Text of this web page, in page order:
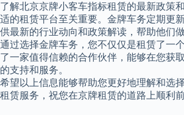
了解北京京牌小客车指标租赁的最新政策
适的租赁平台至关重要。金牌车务定期更
供最新的行业动向和政策解读，帮助他们
通过选择金牌车务，您不仅仅是租赁了一
了一家值得信赖的合作伙伴，能够在您获
的支持和服务。
希望以上信息能够帮助您更好地理解和选
租赁服务，祝您在京牌租赁的道路上顺利前